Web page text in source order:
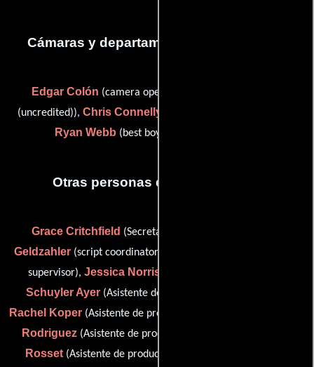
Cámaras y departamento de electricidad
Edgar Colón (camera operator / steadicam operator
(uncredited)), Chris Connelly
Ryan Webb (best boy electric (uncredited))
Otras personas que participaron
Grace Critchfield (Secretaria de producción),
Geldzahler(script coordinator),
supervisor), Jessica Norris
Schuyler Ayer(Asistente de producción (sin acreditar)),
Rachel Koper (Asistente de producción (sin acreditar)),
Rodriguez (Asistente de producción (sin acreditar)),
Rosset(Asistente de producción (sin acreditar)),